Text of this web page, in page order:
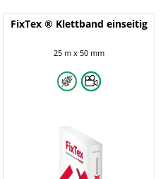
FixTex ® Klettband einseitig
25 m x 50 mm